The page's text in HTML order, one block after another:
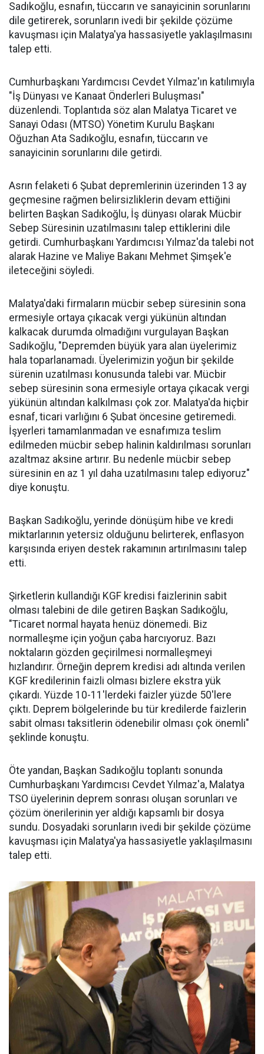
Sadıkoğlu, esnafın, tüccarın ve sanayicinin sorunlarını
dile getirerek, sorunların ivedi bir şekilde çözüme
kavuşması için Malatya'ya hassasiyetle yaklaşılmasını
talep etti.
Cumhurbaşkanı Yardımcısı Cevdet Yılmaz'ın katılımıyla
"İş Dünyası ve Kanaat Önderleri Buluşması"
düzenlendi. Toplantıda söz alan Malatya Ticaret ve
Sanayi Odası (MTSO) Yönetim Kurulu Başkanı
Oğuzhan Ata Sadıkoğlu, esnafın, tüccarın ve
sanayicinin sorunlarını dile getirdi.
Asrın felaketi 6 Şubat depremlerinin üzerinden 13 ay
geçmesine rağmen belirsizliklerin devam ettiğini
belirten Başkan Sadıkoğlu, İş dünyası olarak Mücbir
Sebep Süresinin uzatılmasını talep ettiklerini dile
getirdi. Cumhurbaşkanı Yardımcısı Yılmaz'da talebi not
alarak Hazine ve Maliye Bakanı Mehmet Şimşek'e
ileteceğini söyledi.
Malatya'daki firmaların mücbir sebep süresinin sona
ermesiyle ortaya çıkacak vergi yükünün altından
kalkacak durumda olmadığını vurgulayan Başkan
Sadıkoğlu, "Depremden büyük yara alan üyelerimiz
hala toparlanamadı. Üyelerimizin yoğun bir şekilde
sürenin uzatılması konusunda talebi var. Mücbir
sebep süresinin sona ermesiyle ortaya çıkacak vergi
yükünün altından kalkılması çok zor. Malatya'da hiçbir
esnaf, ticari varlığını 6 Şubat öncesine getiremedi.
İşyerleri tamamlanmadan ve esnafımıza teslim
edilmeden mücbir sebep halinin kaldırılması sorunları
azaltmaz aksine artırır. Bu nedenle mücbir sebep
süresinin en az 1 yıl daha uzatılmasını talep ediyoruz"
diye konuştu.
Başkan Sadıkoğlu, yerinde dönüşüm hibe ve kredi
miktarlarının yetersiz olduğunu belirterek, enflasyon
karşısında eriyen destek rakamının artırılmasını talep
etti.
Şirketlerin kullandığı KGF kredisi faizlerinin sabit
olması talebini de dile getiren Başkan Sadıkoğlu,
"Ticaret normal hayata henüz dönemedi. Biz
normalleşme için yoğun çaba harcıyoruz. Bazı
noktaların gözden geçirilmesi normalleşmeyi
hızlandırır. Örneğin deprem kredisi adı altında verilen
KGF kredilerinin faizli olması bizlere ekstra yük
çıkardı. Yüzde 10-11'lerdeki faizler yüzde 50'lere
çıktı. Deprem bölgelerinde bu tür kredilerde faizlerin
sabit olması taksitlerin ödenebilir olması çok önemli"
şeklinde konuştu.
Öte yandan, Başkan Sadıkoğlu toplantı sonunda
Cumhurbaşkanı Yardımcısı Cevdet Yılmaz'a, Malatya
TSO üyelerinin deprem sonrası oluşan sorunları ve
çözüm önerilerinin yer aldığı kapsamlı bir dosya
sundu. Dosyadaki sorunların ivedi bir şekilde çözüme
kavuşması için Malatya'ya hassasiyetle yaklaşılmasını
talep etti.